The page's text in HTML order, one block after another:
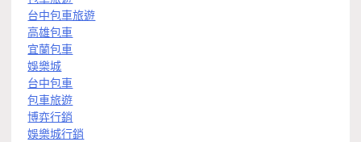
台中包車旅遊
高雄包車
宜蘭包車
娛樂城
台中包車
包車旅遊
博弈行銷
娛樂城行銷